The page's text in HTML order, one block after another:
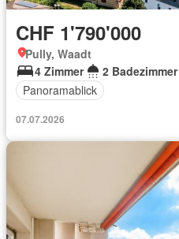
CHF 1'790'000
Pully, Waadt
4 Zimmer
2 Badezimmer
Panoramablick
07.07.2026